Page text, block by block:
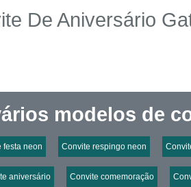
De Aniversário
modelos de
festa neon Convite respingo neon
aniversário Convite comemoração